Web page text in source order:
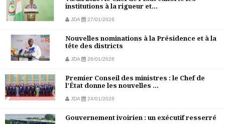
institutions à la rigueur et...
JDA 27/01/2026
Nouvelles nominations à la Présidence et à la
tête des districts
JDA 26/01/2026
Premier Conseil des ministres : le Chef de
l’État donne les nouvelles ...
JDA 24/01/2026
Gouvernement ivoirien : un exécutif resserré